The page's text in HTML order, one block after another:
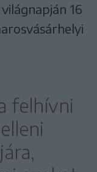
16
felhívni